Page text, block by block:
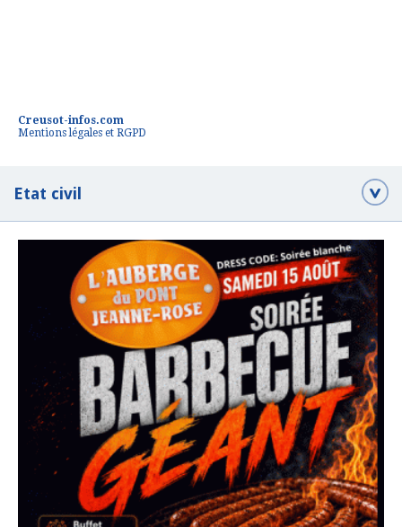
Creusot-infos.com
Mentions légales et RGPD
Etat civil